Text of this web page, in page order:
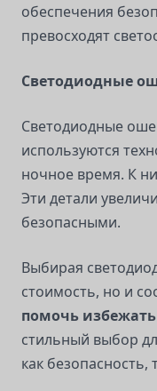
обеспечения
превосходят
Светодиодные
Светодиодные
используются
ночное время. К
Эти детали
безопасными.
Выбирая
стоимость, но и
помочь
стильный выбор
как безопасность,